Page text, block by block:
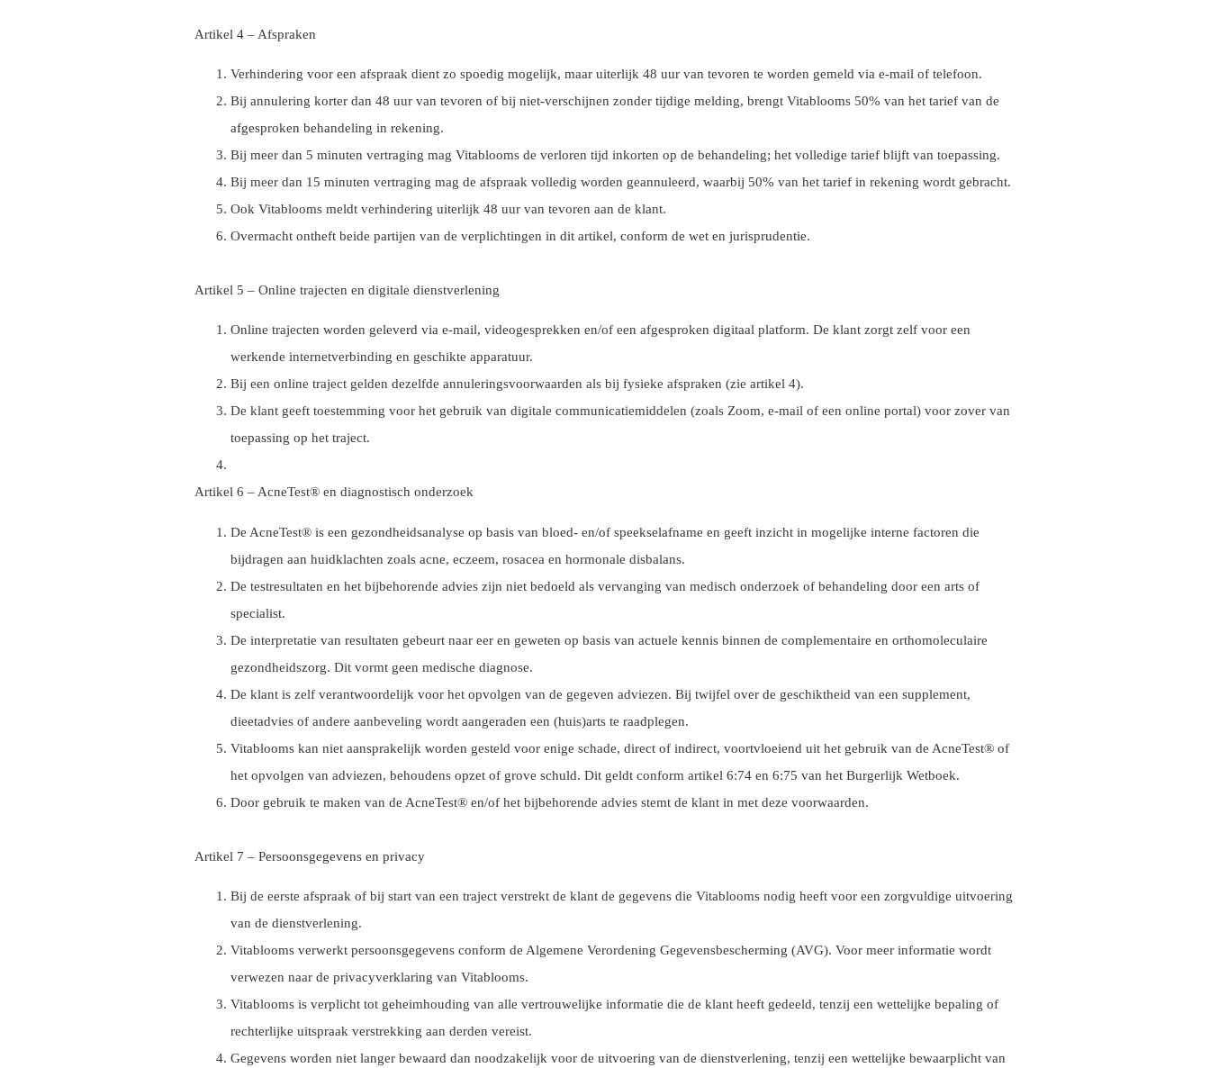
Artikel 4 – Afspraken
Verhindering voor een afspraak dient zo spoedig mogelijk, maar uiterlijk 48 uur van tevoren te worden gemeld via e-mail of telefoon.
Bij annulering korter dan 48 uur van tevoren of bij niet-verschijnen zonder tijdige melding, brengt Vitablooms 50% van het tarief van de
afgesproken behandeling in rekening.
Bij meer dan 5 minuten vertraging mag Vitablooms de verloren tijd inkorten op de behandeling; het volledige tarief blijft van toepassing.
Bij meer dan 15 minuten vertraging mag de afspraak volledig worden geannuleerd, waarbij 50% van het tarief in rekening wordt gebracht.
Ook Vitablooms meldt verhindering uiterlijk 48 uur van tevoren aan de klant.
Overmacht ontheft beide partijen van de verplichtingen in dit artikel, conform de wet en jurisprudentie.
Artikel 5 – Online trajecten en digitale dienstverlening
Online trajecten worden geleverd via e-mail, videogesprekken en/of een afgesproken digitaal platform. De klant zorgt zelf voor een
werkende internetverbinding en geschikte apparatuur.
Bij een online traject gelden dezelfde annuleringsvoorwaarden als bij fysieke afspraken (zie artikel 4).
De klant geeft toestemming voor het gebruik van digitale communicatiemiddelen (zoals Zoom, e-mail of een online portal) voor zover van
toepassing op het traject.
Artikel 6 – AcneTest® en diagnostisch onderzoek
De AcneTest® is een gezondheidsanalyse op basis van bloed- en/of speekselafname en geeft inzicht in mogelijke interne factoren die
bijdragen aan huidklachten zoals acne, eczeem, rosacea en hormonale disbalans.
De testresultaten en het bijbehorende advies zijn niet bedoeld als vervanging van medisch onderzoek of behandeling door een arts of
specialist.
De interpretatie van resultaten gebeurt naar eer en geweten op basis van actuele kennis binnen de complementaire en orthomoleculaire
gezondheidszorg. Dit vormt geen medische diagnose.
De klant is zelf verantwoordelijk voor het opvolgen van de gegeven adviezen. Bij twijfel over de geschiktheid van een supplement,
dieetadvies of andere aanbeveling wordt aangeraden een (huis)arts te raadplegen.
Vitablooms kan niet aansprakelijk worden gesteld voor enige schade, direct of indirect, voortvloeiend uit het gebruik van de AcneTest® of
het opvolgen van adviezen, behoudens opzet of grove schuld. Dit geldt conform artikel 6:74 en 6:75 van het Burgerlijk Wetboek.
Door gebruik te maken van de AcneTest® en/of het bijbehorende advies stemt de klant in met deze voorwaarden.
Artikel 7 – Persoonsgegevens en privacy
Bij de eerste afspraak of bij start van een traject verstrekt de klant de gegevens die Vitablooms nodig heeft voor een zorgvuldige uitvoering
van de dienstverlening.
Vitablooms verwerkt persoonsgegevens conform de Algemene Verordening Gegevensbescherming (AVG). Voor meer informatie wordt
verwezen naar de privacyverklaring van Vitablooms.
Vitablooms is verplicht tot geheimhouding van alle vertrouwelijke informatie die de klant heeft gedeeld, tenzij een wettelijke bepaling of
rechterlijke uitspraak verstrekking aan derden vereist.
Gegevens worden niet langer bewaard dan noodzakelijk voor de uitvoering van de dienstverlening, tenzij een wettelijke bewaarplicht van